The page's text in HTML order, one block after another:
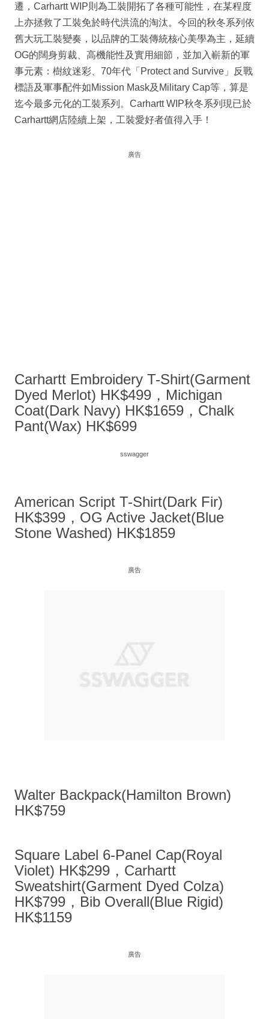
遷，Carhartt WIP則為工裝開拓了各種可能性，在某程度
上亦拯救了工裝免於時代洪流的淘汰。今回的秋冬系列依
舊大玩工裝變奏，以品牌的工裝傳統核心美學為主，延續
OG的闊身剪裁、高機能性及實用細節，並加入嶄新的軍
事元素：樹紋迷彩、70年代「Protect and Survive」反戰
標語及軍事配件如Mission Mask及Military Cap等，算是
迄今最多元化的工裝系列。Carhartt WIP秋冬系列現已於
Carhartt網店陸續上架，工裝愛好者值得入手！
廣告
Carhartt Embroidery T-Shirt(Garment
Dyed Merlot) HK$499，Michigan
Coat(Dark Navy) HK$1659，Chalk
Pant(Wax) HK$699
sswagger
American Script T-Shirt(Dark Fir)
HK$399，OG Active Jacket(Blue
Stone Washed) HK$1859
廣告
Walter Backpack(Hamilton Brown)
HK$759
Square Label 6-Panel Cap(Royal
Violet) HK$299，Carhartt
Sweatshirt(Garment Dyed Colza)
HK$799，Bib Overall(Blue Rigid)
HK$1159
廣告